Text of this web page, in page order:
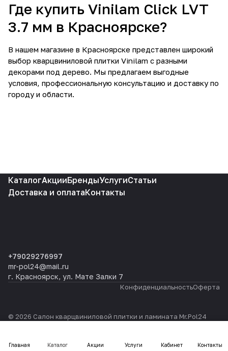
Где купить Vinilam Click LVT
3.7 мм в Красноярске?
В нашем магазине в Красноярске представлен широкий
выбор кварцвиниловой плитки Vinilam с разными
декорами под дерево. Мы предлагаем выгодные
условия, профессиональную консультацию и доставку по
городу и области.
Главная Каталог Акции Услуги Кабинет Контакты
КаталогАкцииБрендыУслугиСтатьи
Доставка и оплатаКонтакты
+79029276997
mr-pol24@mail.ru
г. Красноярск, ул. Мате Залки 7
КонфиденциальностьОферта
© 2026 Салон кварцвиниловой плитки и ламината Mr.Pol24